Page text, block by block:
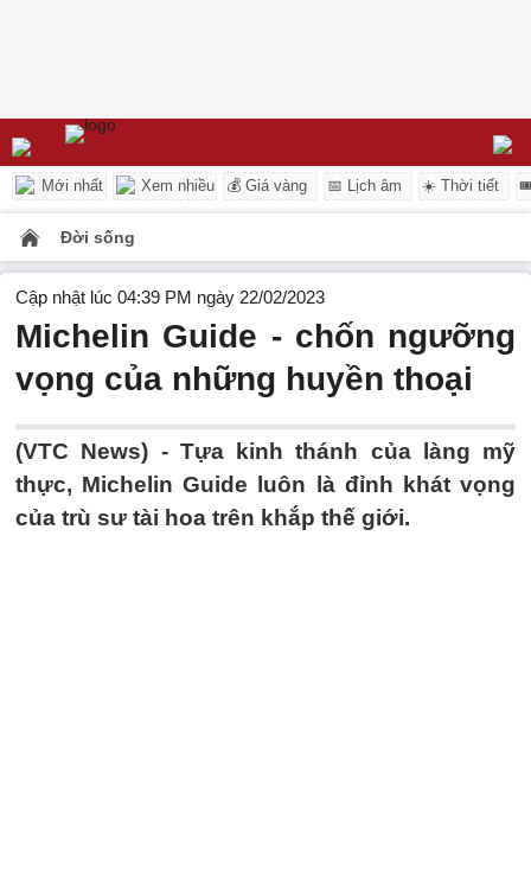
Mới nhất Xem nhiều 💰 Giá vàng 📅 Lịch âm ☀️ Thời tiết
Đời sống
Cập nhật lúc 04:39 PM ngày 22/02/2023
Michelin Guide - chốn ngưỡng
vọng của những huyền thoại
(VTC News) - Tựa kinh thánh của làng mỹ
thực, Michelin Guide luôn là đỉnh khát vọng
của trù sư tài hoa trên khắp thế giới.